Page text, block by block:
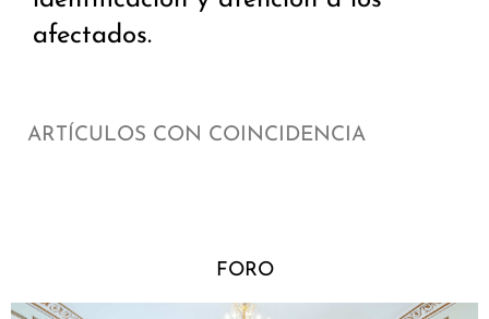
afectados.
ARTÍCULOS CON COINCIDENCIA
FORO